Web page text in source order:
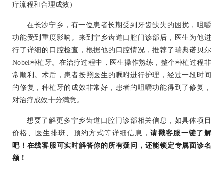
疗流程和合理成效）
在长沙宁乡，有一位患者长期受到牙齿缺失的困扰，咀嚼
功能受到重度影响。来到宁乡齿道口腔门诊部后，医生为他进
行了详细的口腔检查，根据他的口腔情况，推荐了瑞典诺贝尔
Nobel种植牙。在治疗过程中，医生操作熟练，整个种植过程非
常顺利。术后，患者按照医生的嘱咐进行护理，经过一段时间
的修复，种植牙的成效非常好，患者的咀嚼功能得到了修复，
对治疗成效十分满意。
想要了解更多宁乡齿道口腔门诊部相关信息，如具体项目
价格、医生排班、预约方式等详细信息，请戳客服一键了解
吧！在线客服可实时解答你的所有疑问，还能锁定专属面诊名
额！